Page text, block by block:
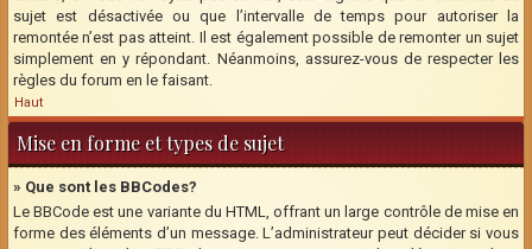
sujet est désactivée ou que l’intervalle de temps pour autoriser la
remontée n’est pas atteint. Il est également possible de remonter un sujet
simplement en y répondant. Néanmoins, assurez-vous de respecter les
règles du forum en le faisant.
Haut
Mise en forme et types de sujet
» Que sont les BBCodes?
Le BBCode est une variante du HTML, offrant un large contrôle de mise en
forme des éléments d’un message. L’administrateur peut décider si vous